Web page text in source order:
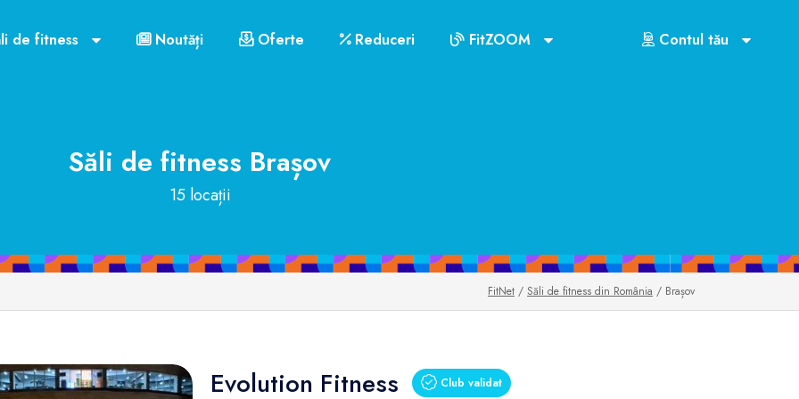
de fitness Noutăți Oferte Reduceri FitZOOM Contul tău
Săli de fitness Brașov
15 locații
FitNet / Săli de fitness din România / Brașov
Evolution Fitness Club validat